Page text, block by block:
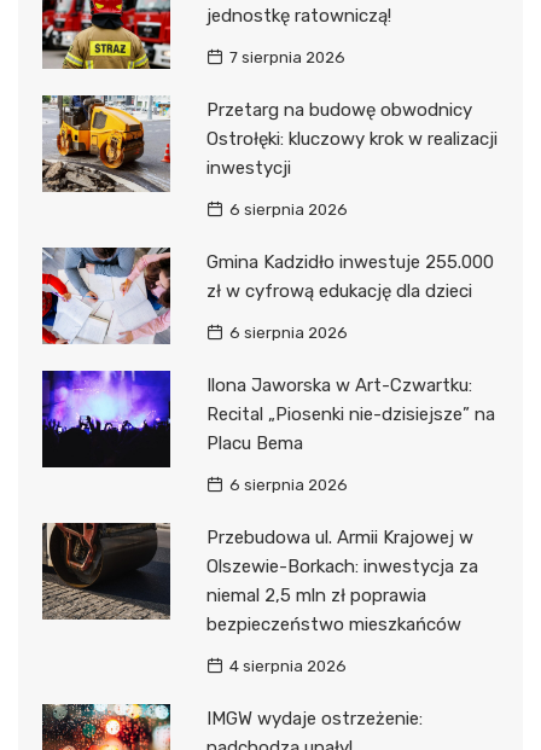
jednostkę ratowniczą!
7 sierpnia 2026
Przetarg na budowę obwodnicy
Ostrołęki: kluczowy krok w realizacji
inwestycji
6 sierpnia 2026
Gmina Kadzidło inwestuje 255.000
zł w cyfrową edukację dla dzieci
6 sierpnia 2026
Ilona Jaworska w Art-Czwartku:
Recital „Piosenki nie-dzisiejsze” na
Placu Bema
6 sierpnia 2026
Przebudowa ul. Armii Krajowej w
Olszewie-Borkach: inwestycja za
niemal 2,5 mln zł poprawia
bezpieczeństwo mieszkańców
4 sierpnia 2026
IMGW wydaje ostrzeżenie: